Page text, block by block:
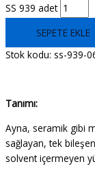
SS 939 adet
SEPETE EKLE
Stok kodu: ss-939-
Tanımı:
Ayna, seramik gibi
sağlayan, tek
solvent içermeyen